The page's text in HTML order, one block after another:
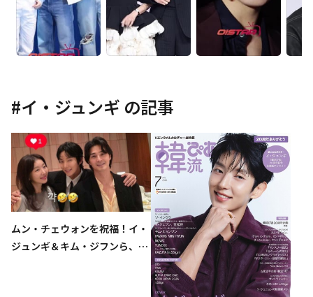
#イ・ジュンギ の記事
ムン・チェウォンを祝福！イ・
ジュンギ＆キム・ジフンら、ド